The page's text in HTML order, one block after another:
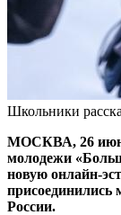
Школьники
МОСКВА, 26
молодежи
новую онлайн-
присоединились
России.